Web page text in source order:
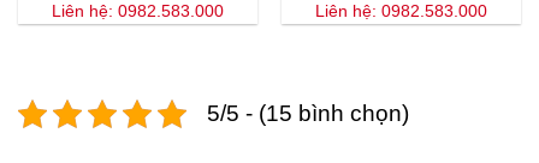
Liên hệ: 0982.583.000 Liên hệ: 0982.583.000
5/5 - (15 bình chọn)